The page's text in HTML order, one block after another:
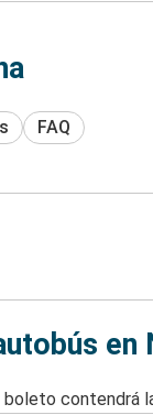
FAQ
en
contendrá